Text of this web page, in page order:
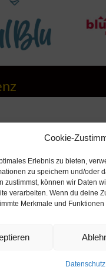
Cookie-
Erlebnis zu bieten,
zu speichern und/oder
zustimmst, können wir Daten
verarbeiten. Wenn du deine
Merkmale und
Datenschutz
um Marketing-Cookies zu